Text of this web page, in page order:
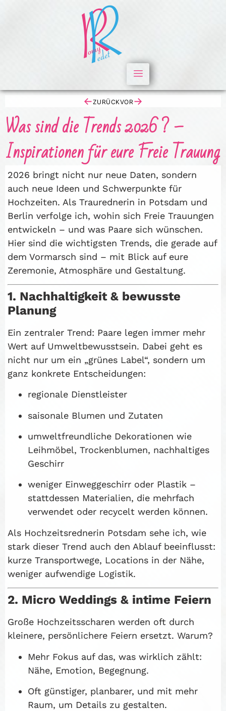
←ZURÜCK →
VOR
Was sind die Trends 2026 ? –
Inspirationen für eure Freie Trauung
2026 bringt nicht nur neue Daten, sondern
auch neue Ideen und Schwerpunkte für
Hochzeiten. Als Traurednerin in Potsdam und
Berlin verfolge ich, wohin sich Freie Trauungen
entwickeln – und was Paare sich wünschen.
Hier sind die wichtigsten Trends, die gerade auf
dem Vormarsch sind – mit Blick auf eure
Zeremonie, Atmosphäre und Gestaltung.
1. Nachhaltigkeit & bewusste
Planung
Ein zentraler Trend: Paare legen immer mehr
Wert auf Umweltbewusstsein. Dabei geht es
nicht nur um ein „grünes Label“, sondern um
ganz konkrete Entscheidungen:
regionale Dienstleister
saisonale Blumen und Zutaten
umweltfreundliche Dekorationen wie
Leihmöbel, Trockenblumen, nachhaltiges
Geschirr
weniger Einweggeschirr oder Plastik –
stattdessen Materialien, die mehrfach
verwendet oder recycelt werden können.
Als Hochzeitsrednerin Potsdam sehe ich, wie
stark dieser Trend auch den Ablauf beeinflusst:
kurze Transportwege, Locations in der Nähe,
weniger aufwendige Logistik.
2. Micro Weddings & intime Feiern
Große Hochzeitsscharen werden oft durch
kleinere, persönlichere Feiern ersetzt. Warum?
Mehr Fokus auf das, was wirklich zählt:
Nähe, Emotion, Begegnung.
Oft günstiger, planbarer, und mit mehr
Raum, um Details zu gestalten.